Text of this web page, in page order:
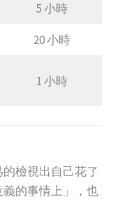
5 小時
20 小時
1 小時
檢視出自己花了
的事情上」，也